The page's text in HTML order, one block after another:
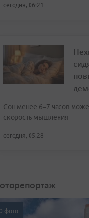
сегодня, 06:21
Сон менее 6–7 часов
скорость мышления
сегодня, 05:28
фото